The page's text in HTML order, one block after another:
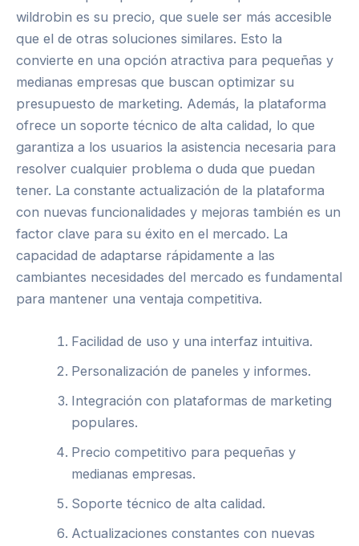
wildrobin es su precio, que suele ser más accesible
que el de otras soluciones similares. Esto la
convierte en una opción atractiva para pequeñas y
medianas empresas que buscan optimizar su
presupuesto de marketing. Además, la plataforma
ofrece un soporte técnico de alta calidad, lo que
garantiza a los usuarios la asistencia necesaria para
resolver cualquier problema o duda que puedan
tener. La constante actualización de la plataforma
con nuevas funcionalidades y mejoras también es un
factor clave para su éxito en el mercado. La
capacidad de adaptarse rápidamente a las
cambiantes necesidades del mercado es fundamental
para mantener una ventaja competitiva.
Facilidad de uso y una interfaz intuitiva.
Personalización de paneles y informes.
Integración con plataformas de marketing
populares.
Precio competitivo para pequeñas y
medianas empresas.
Soporte técnico de alta calidad.
Actualizaciones constantes con nuevas